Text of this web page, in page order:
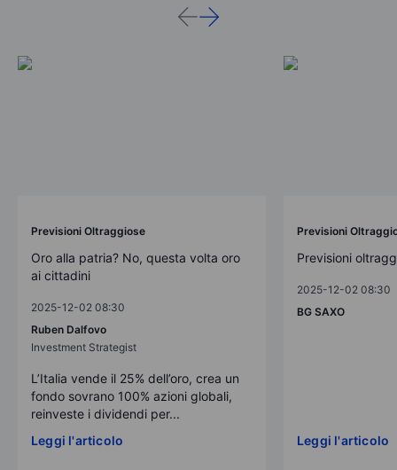
Previsioni Oltraggiose
Oro alla patria? No, questa volta oro
ai cittadini
2025-12-02 08:30
Ruben Dalfovo
Investment Strategist
L’Italia vende il 25% dell’oro, crea un
fondo sovrano 100% azioni globali,
reinveste i dividendi per...
Leggi l'articolo
Previsioni
Previsioni
2025-12-02 08:30
BG SAXO
Leggi l'articolo